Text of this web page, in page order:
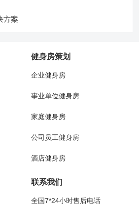
方案
健身房策划
企业健身房
事业单位健身房
家庭健身房
公司员工健身房
酒店健身房
联系我们
全国7*24小时售后电话